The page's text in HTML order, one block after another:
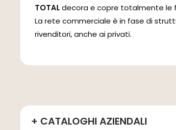
TOTALdecora e copre totalmente le
La rete commerciale è in fase di
rivenditori, anche ai privati.
+ CATALOGHI AZIENDALI